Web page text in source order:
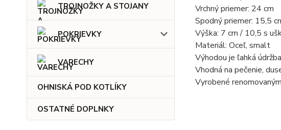
TROJNOŽKY A STOJANY
POKRIEVKY
VARECHY
OHNISKÁ POD KOTLÍKY
OSTATNÉ DOPLNKY
Vrchný priemer: 24 cm
Spodný priemer: 15,5
Výška: 7 cm / 10,5 s
Materiál: Oceľ, smalt
Výhodou je ľahká
Vhodná na pečenie,
Vyrobené